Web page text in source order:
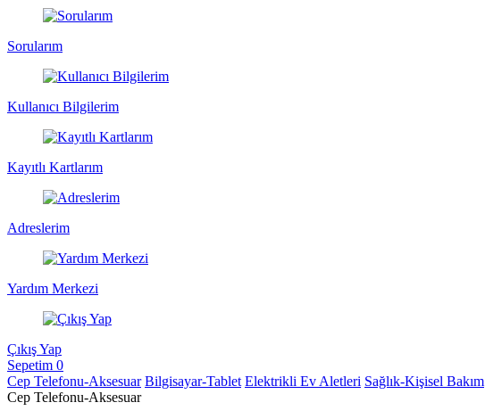
Sorularım
Kullanıcı Bilgilerim
Kayıtlı Kartlarım
Adreslerim
Yardım Merkezi
Çıkış Yap
Sepetim 0
Cep Telefonu-Aksesuar Bilgisayar-Tablet Elektrikli Ev Aletleri Sağlık-Kişisel Bakım
Cep Telefonu-Aksesuar